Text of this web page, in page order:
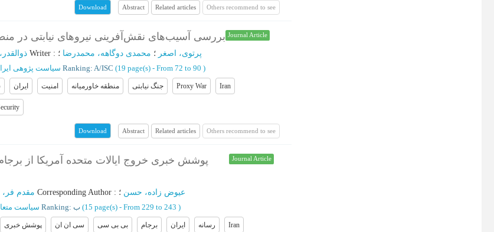
Download Abstract Related articles Others recommend to see
بررسی آسیب‌های نقش‌آفرینی نیروهای نیابتی در Journal Article
Writer : پرتوی، اصغر ؛ محمدی دوگاهه، محمدرضا ؛
سیاست پژوهی Ranking: A/ISC (‎19 page(s) - From 72 to 90 )
ایران امنیت منطقه خاورمیانه جنگ نیابتی Proxy War Iran
Download Abstract Related articles Others recommend to see
پوشش خبری خروج ایالات متحده آمریکا از
Journal Article
مقدم Corresponding Author : عیوض زاده، حسن ؛
سیاست Ranking: ب (‎15 page(s) - From 229 to 243 )
پوشش خبری سی ان ان بی بی سی برجام ایران رسانه Iran